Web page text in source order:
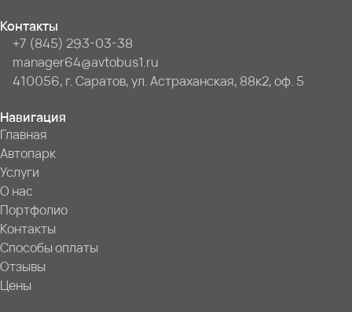
Контакты
+7 (845) 293-03-38
manager64@avtobus1.ru
410056, г. Саратов, ул. Астраханская, 88к2, оф. 5
Навигация
Главная
Автопарк
Услуги
О нас
Портфолио
Контакты
Способы оплаты
Отзывы
Цены